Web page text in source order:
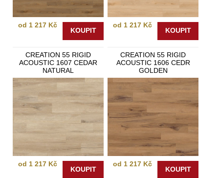
od 1 217 Kč
KOUPIT
od 1 217 Kč
KOUPIT
CREATION 55 RIGID
ACOUSTIC 1607 CEDAR
NATURAL
od 1 217 Kč
KOUPIT
CREATION 55 RIGID
ACOUSTIC 1606 CEDR
GOLDEN
od 1 217 Kč
KOUPIT